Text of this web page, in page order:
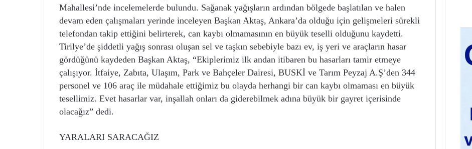
Mahallesi’nde incelemelerde bulundu. Sağanak yağışların ardından bölgede başlatılan ve halen
devam eden çalışmaları yerinde inceleyen Başkan Aktaş, Ankara’da olduğu için gelişmeleri sürekli
telefondan takip ettiğini belirterek, can kaybı olmamasının en büyük teselli olduğunu kaydetti.
Tirilye’de şiddetli yağış sonrası oluşan sel ve taşkın sebebiyle bazı ev, iş yeri ve araçların hasar
gördüğünü kaydeden Başkan Aktaş, “Ekiplerimiz ilk andan itibaren bu hasarları tamir etmeye
çalışıyor. İtfaiye, Zabıta, Ulaşım, Park ve Bahçeler Dairesi, BUSKİ ve Tarım Peyzaj A.Ş’den 344
personel ve 106 araç ile müdahale ettiğimiz bu olayda herhangi bir can kaybı olmaması en büyük
tesellimiz. Evet hasarlar var, inşallah onları da giderebilmek adına büyük bir gayret içerisinde
olacağız” dedi.
YARALARI SARACAĞIZ